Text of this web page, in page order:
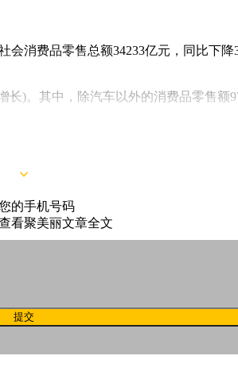
消费品零售总额34233亿元，同比下
)。其中，除汽车以外的消费品零售额
的手机号码
看聚美丽文章全文
提交